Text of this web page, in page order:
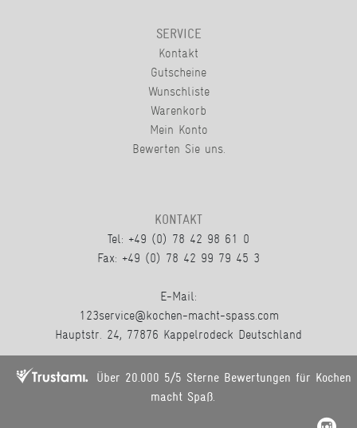
SERVICE
Kontakt
Gutscheine
Wunschliste
Warenkorb
Mein Konto
Bewerten Sie uns.
KONTAKT
Tel: +49 (0) 78 42 98 61 0
Fax: +49 (0) 78 42 99 79 45 3
E-Mail:
123service@kochen-macht-spass.com
Hauptstr. 24, 77876 Kappelrodeck Deutschland
Über 20.000 5/5 Sterne Bewertungen für Kochen
macht Spaß.